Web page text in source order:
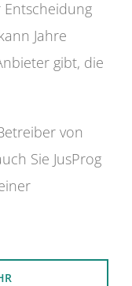
Entscheidung
Jahre
gibt, die
von
Sie JusProg